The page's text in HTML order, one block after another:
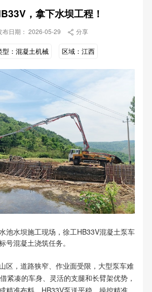
，拿下水坝工程！
布日期： 2026-05-29  分享
： 混凝土机械 区域： 江西
池水坝施工现场，徐工HB33V混凝土泵车
号混凝土浇筑任务。
区，道路狭窄、作业面受限，大型泵车难
紧凑的车身、灵活的支腿和长臂架优势，